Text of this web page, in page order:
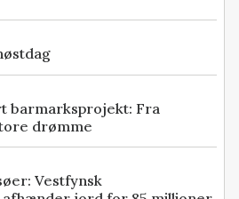
barmarksprojekt: Fra
drømme
Vestfynsk